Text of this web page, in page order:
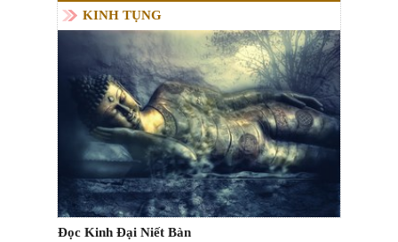
KINH TỤNG
Đọc Kinh Đại Niết Bàn